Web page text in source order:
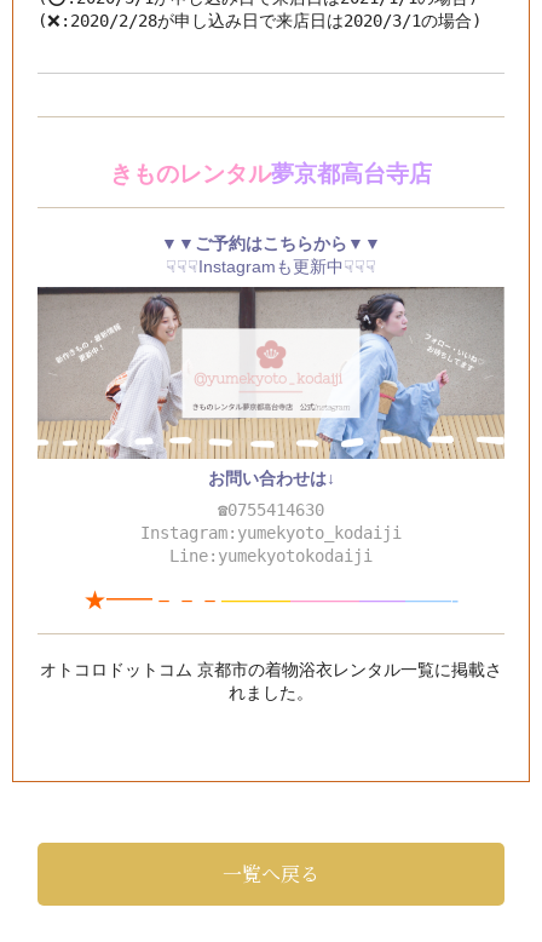
(❌:2020/2/28が申し込み日で来店日は2020/3/1の場合)
きものレンタル夢京都高台寺店
▼▼ご予約はこちらから▼▼
☟☟☟Instagramも更新中☟☟☟
お問い合わせは↓
☎0755414630
Instagram:yumekyoto_kodaiji
Line:yumekyotokodaiji
★━━－－－ ——————————-
オトコロドットコム 京都市の着物浴衣レンタル一覧に掲載さ
れました。
一覧へ戻る